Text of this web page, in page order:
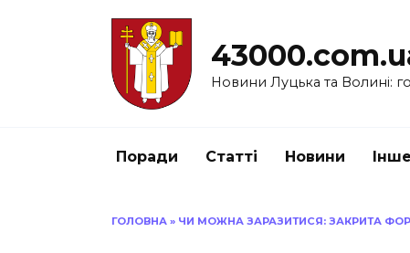
Новини Луцька та Волині:
Поради Статті Новини Інше
ГОЛОВНА » ЧИ МОЖНА ЗАРАЗИТИСЯ: ЗАКРИТА